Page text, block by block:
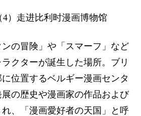
の冒険」や「スマーフ」など
クターが誕生した場所。ブリ
位置するベルギー漫画センタ
の歴史や漫画家の作品および
、「漫画愛好者の天国」と呼